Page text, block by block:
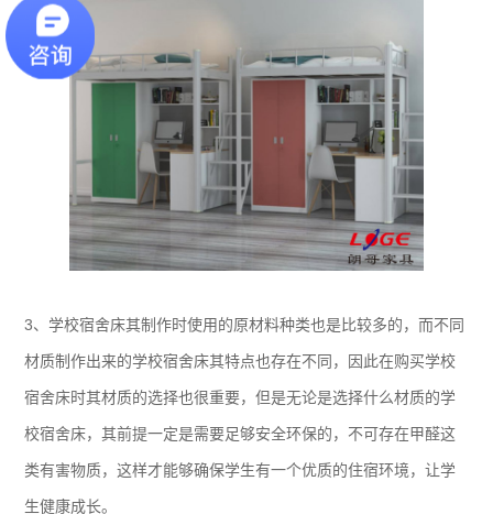
3、学校宿舍床其制作时使用的原材料种类也是比较多的，而不同
材质制作出来的学校宿舍床其特点也存在不同，因此在购买学校
宿舍床时其材质的选择也很重要，但是无论是选择什么材质的学
校宿舍床，其前提一定是需要足够安全环保的，不可存在甲醛这
类有害物质，这样才能够确保学生有一个优质的住宿环境，让学
生健康成长。